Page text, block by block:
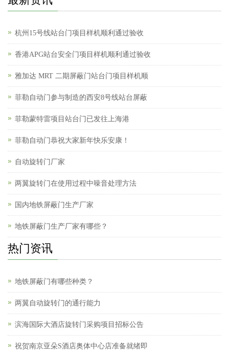
杭州15号线站台门项目样机顺利通过验收
香港APG站台安全门项目样机顺利通过验收
雅加达 MRT 二期屏蔽门站台门项目样机顺
菲勒自动门参与制造的西安8号线站台屏蔽
菲勒蒙特雷项目站台门已发往上海港
菲勒自动门恭祝大家新年快乐安康！
自动旋转门厂家
两翼旋转门在使用过程中噪音处理方法
国内地铁屏蔽门生产厂家
地铁屏蔽门生产厂家有哪些？
热门资讯
地铁屏蔽门有哪些种类？
两翼自动旋转门的通行能力
滨海国际大酒店旋转门采购项目招标公告
祝贺南京亚朵S酒店奥体中心店准备就绪即